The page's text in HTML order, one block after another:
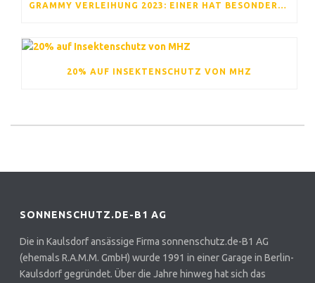
GRAMMY VERLEIHUNG 2023: EINER HAT BESONDERS GRUND ZUR FREUDE
20% AUF INSEKTENSCHUTZ VON MHZ
SONNENSCHUTZ.DE-B1 AG
Die in Kaulsdorf ansässige Firma sonnenschutz.de-B1 AG
(ehemals R.A.M.M. GmbH) wurde 1991 in einer Garage in Berlin-
Kaulsdorf gegründet. Über die Jahre hinweg hat sich das